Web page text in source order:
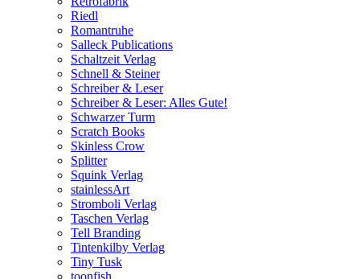
Riedl
Romantruhe
Salleck Publications
Schaltzeit Verlag
Schnell & Steiner
Schreiber & Leser
Schreiber & Leser: Alles Gute!
Schwarzer Turm
Scratch Books
Skinless Crow
Splitter
Squink Verlag
stainlessArt
Stromboli Verlag
Taschen Verlag
Tell Branding
Tintenkilby Verlag
Tiny Tusk
toonfish